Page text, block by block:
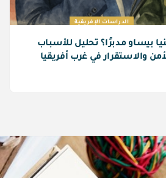
الدراسات الإفريقية
بيساو مدبرًا؟ تحليل للأسباب
والاستقرار في غرب أفريقيا